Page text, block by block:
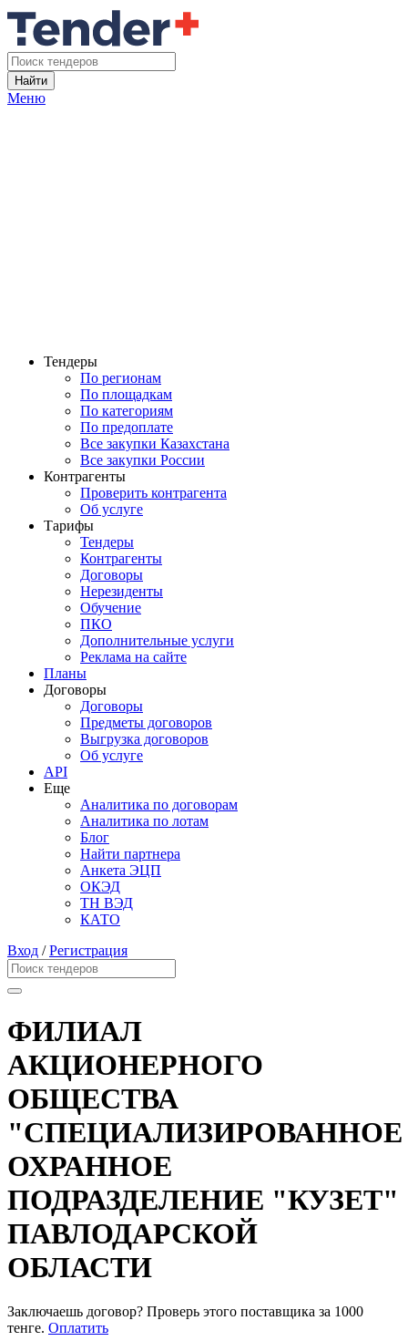
Найти
Меню
Тендеры
По регионам
По площадкам
По категориям
По предоплате
Все закупки Казахстана
Все закупки России
Контрагенты
Проверить контрагента
Об услуге
Тарифы
Тендеры
Контрагенты
Договоры
Нерезиденты
Обучение
ПКО
Дополнительные услуги
Реклама на сайте
Планы
Договоры
Договоры
Предметы договоров
Выгрузка договоров
Об услуге
API
Еще
Аналитика по договорам
Аналитика по лотам
Блог
Найти партнера
Анкета ЭЦП
ОКЭД
ТН ВЭД
КАТО
Вход /Регистрация
ФИЛИАЛ
АКЦИОНЕРНОГО
ОБЩЕСТВА
"СПЕЦИАЛИЗИРОВАННОЕ
ОХРАННОЕ
ПОДРАЗДЕЛЕНИЕ "КУЗЕТ"
ПАВЛОДАРСКОЙ
ОБЛАСТИ
Заключаешь договор? Проверь этого поставщика за 1000
тенге. Оплатить